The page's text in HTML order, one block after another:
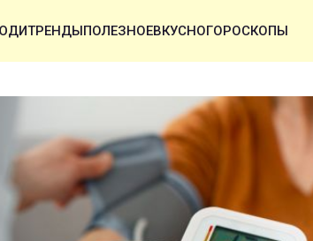
ТРЕНДЫПОЛЕЗНОЕВКУСНОГОРОСКОПЫ